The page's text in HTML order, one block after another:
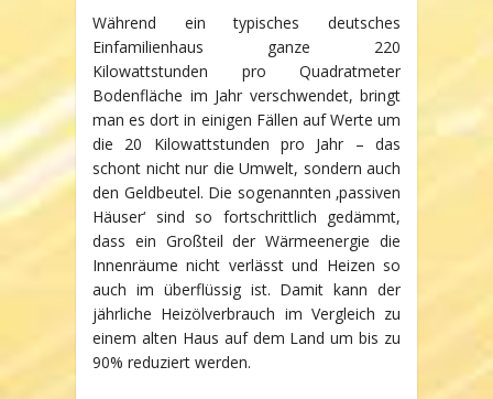
Während ein typisches deutsches
Einfamilienhaus ganze 220
Kilowattstunden pro Quadratmeter
Bodenfläche im Jahr verschwendet, bringt
man es dort in einigen Fällen auf Werte um
die 20 Kilowattstunden pro Jahr – das
schont nicht nur die Umwelt, sondern auch
den Geldbeutel. Die sogenannten ‚passiven
Häuser‘ sind so fortschrittlich gedämmt,
dass ein Großteil der Wärmeenergie die
Innenräume nicht verlässt und Heizen so
auch im überflüssig ist. Damit kann der
jährliche Heizölverbrauch im Vergleich zu
einem alten Haus auf dem Land um bis zu
90% reduziert werden.